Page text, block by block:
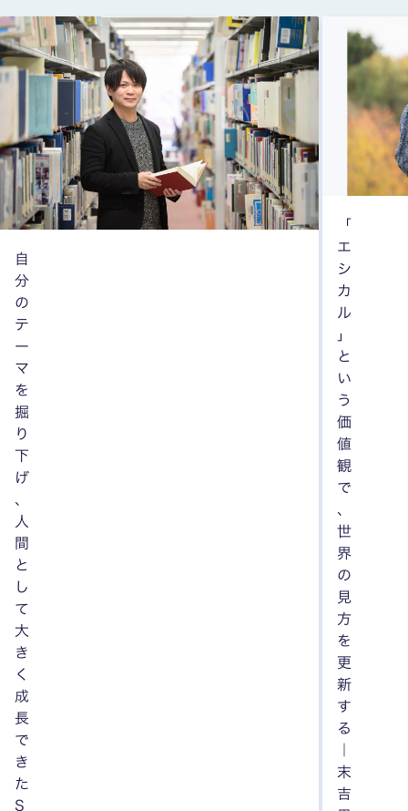
自
分
の
テ
ー
マ
を
掘
り
下
げ
、
人
間
と
し
て
大
き
く
成
長
で
き
た
S
「
エ
シ
カ
ル
」
と
い
う
価
値
観
で
、
世
界
の
見
方
を
更
新
す
る
末
吉